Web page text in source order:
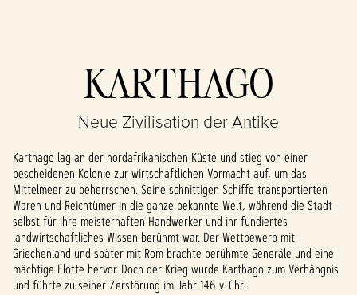
Accept &
Play
Indem du auf "Spielen"
Datenschutzbestimmungen
von YouTubeund der
Übertragung von Daten an
die Google-Server zu.
KARTHAGO
Neue Zivilisation der Antike
Karthago lag an der nordafrikanischen Küste und stieg von einer
bescheidenen Kolonie zur wirtschaftlichen Vormacht auf, um das
Mittelmeer zu beherrschen. Seine schnittigen Schiffe transportierten
Waren und Reichtümer in die ganze bekannte Welt, während die Stadt
selbst für ihre meisterhaften Handwerker und ihr fundiertes
landwirtschaftliches Wissen berühmt war. Der Wettbewerb mit
Griechenland und später mit Rom brachte berühmte Generäle und eine
mächtige Flotte hervor. Doch der Krieg wurde Karthago zum Verhängnis
und führte zu seiner Zerstörung im Jahr 146 v. Chr.